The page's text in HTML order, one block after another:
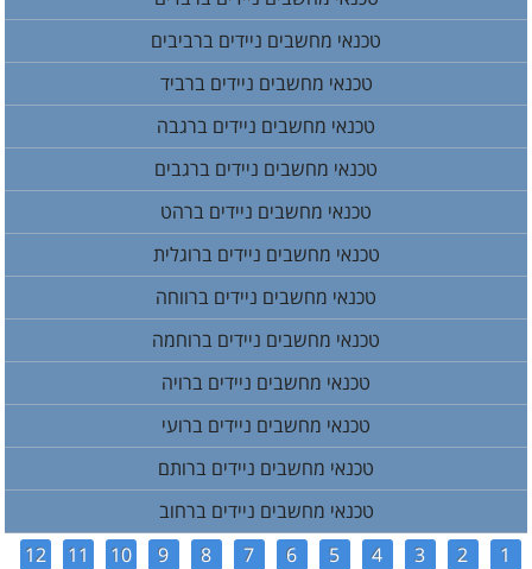
טכנאי מחשבים ניידים ברביבים
טכנאי מחשבים ניידים ברביד
טכנאי מחשבים ניידים ברגבה
טכנאי מחשבים ניידים ברגבים
טכנאי מחשבים ניידים ברהט
טכנאי מחשבים ניידים ברוגלית
טכנאי מחשבים ניידים ברווחה
טכנאי מחשבים ניידים ברוחמה
טכנאי מחשבים ניידים ברויה
טכנאי מחשבים ניידים ברועי
טכנאי מחשבים ניידים ברותם
טכנאי מחשבים ניידים ברחוב
1
2
3
4
5
6
7
8
9
10
11
12